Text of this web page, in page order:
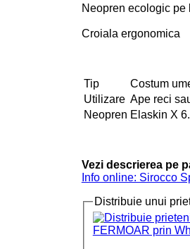
Neopren ecologic pe
Croiala ergonomica
Tip
Costum
Utilizare Ape reci
Neopren Elaskin X
Vezi descrierea pe
Info online: Sirocco
Distribuie unui